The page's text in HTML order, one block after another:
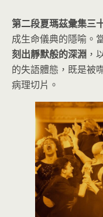
第二段夏瑪茲彙集三
成生命儀典的隱喻。
刻出靜默般的深淵 ，
的失語體態，既是被
病理切片。